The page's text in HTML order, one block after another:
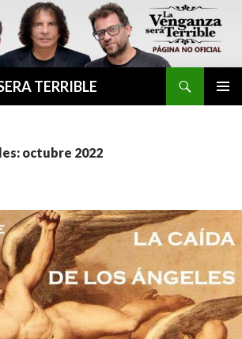
TERRIBLE
octubre 2022